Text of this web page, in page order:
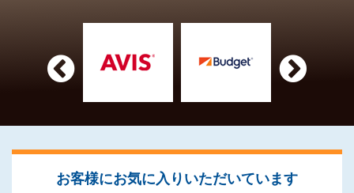
 
お客様にお気に入りいただいています